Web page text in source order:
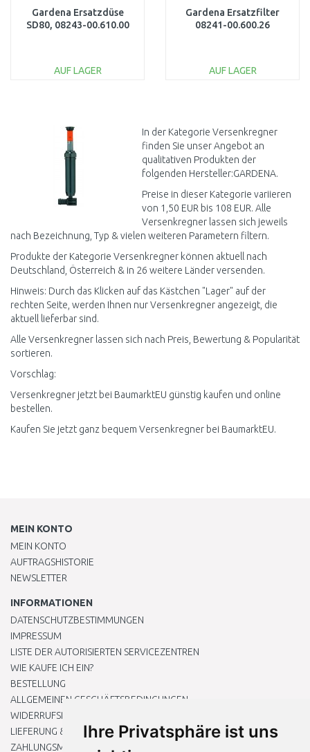
Ihre Privatsphäre ist uns
Gardena Ersatzdüse
SD80, 08243-00.610.00
AUF LAGER
Vergleichen
Gardena Ersatzfilter
08241-00.600.26
AUF LAGER
Vergleichen
In der Kategorie Versenkregner
finden Sie unser Angebot an
qualitativen Produkten der
folgenden Hersteller:GARDENA.
Preise in dieser Kategorie variieren
von 1,50 EUR bis 108 EUR. Alle
Versenkregner lassen sich jeweils
nach Bezeichnung, Typ & vielen weiteren Parametern filtern.
Produkte der Kategorie Versenkregner können aktuell nach
Deutschland, Österreich & in 26 weitere Länder versenden.
Hinweis: Durch das Klicken auf das Kästchen "Lager" auf der
rechten Seite, werden Ihnen nur Versenkregner angezeigt, die
aktuell lieferbar sind.
Alle Versenkregner lassen sich nach Preis, Bewertung & Popularität
sortieren.
Vorschlag:
Versenkregner jetzt bei BaumarktEU günstig kaufen und online
bestellen.
Kaufen Sie jetzt ganz bequem Versenkregner bei BaumarktEU.
MEIN KONTO
MEIN KONTO
AUFTRAGSHISTORIE
NEWSLETTER
INFORMATIONEN
DATENSCHUTZBESTIMMUNGEN
IMPRESSUM
LISTE DER AUTORISIERTEN SERVICEZENTREN
WIE KAUFE ICH EIN?
BESTELLUNG
ALLGEMEINEN GESCHÄFTSBEDINGUNGEN
WIDERRUFSRECHT
LIEFERUNG & ZAHLUNG
ZAHLUNGSMETHODEN